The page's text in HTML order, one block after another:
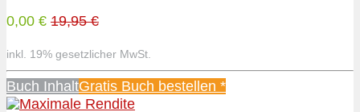
0,00 € 19,95 €
inkl. 19% gesetzlicher MwSt.
Buch InhaltGratis Buch bestellen *